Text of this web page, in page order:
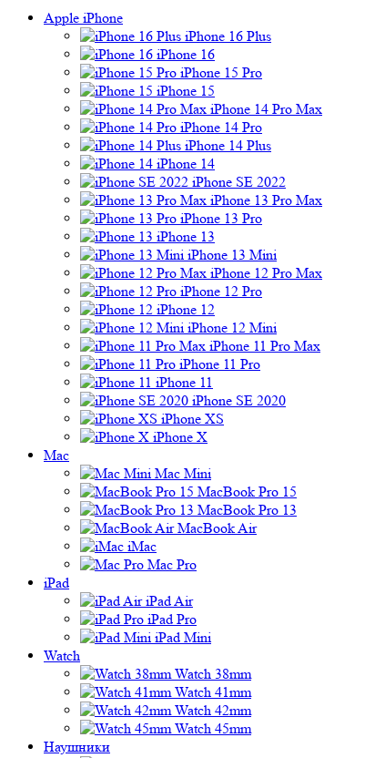
Apple iPhone
iPhone 16 Plus
iPhone 16
iPhone 15 Pro
iPhone 15
iPhone 14 Pro Max
iPhone 14 Pro
iPhone 14 Plus
iPhone 14
iPhone SE 2022
iPhone 13 Pro Max
iPhone 13 Pro
iPhone 13
iPhone 13 Mini
iPhone 12 Pro Max
iPhone 12 Pro
iPhone 12
iPhone 12 Mini
iPhone 11 Pro Max
iPhone 11 Pro
iPhone 11
iPhone SE 2020
iPhone XS
iPhone X
Mac
Mac Mini
MacBook Pro 15
MacBook Pro 13
MacBook Air
iMac
Mac Pro
iPad
iPad Air
iPad Pro
iPad Mini
Watch
Watch 38mm
Watch 41mm
Watch 42mm
Watch 45mm
Наушники